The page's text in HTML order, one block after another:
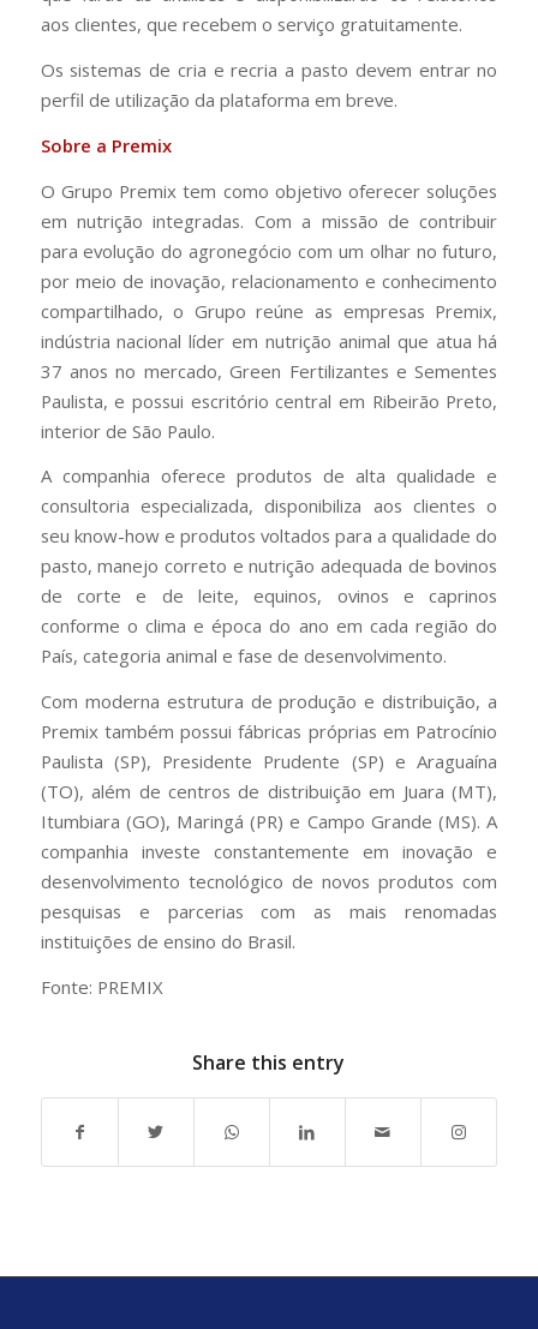
aos clientes, que recebem o serviço gratuitamente.
Os sistemas de cria e recria a pasto devem entrar no
perfil de utilização da plataforma em breve.
Sobre a Premix
O Grupo Premix tem como objetivo oferecer soluções
em nutrição integradas. Com a missão de contribuir
para evolução do agronegócio com um olhar no futuro,
por meio de inovação, relacionamento e conhecimento
compartilhado, o Grupo reúne as empresas Premix,
indústria nacional líder em nutrição animal que atua há
37 anos no mercado, Green Fertilizantes e Sementes
Paulista, e possui escritório central em Ribeirão Preto,
interior de São Paulo.
A companhia oferece produtos de alta qualidade e
consultoria especializada, disponibiliza aos clientes o
seu know-how e produtos voltados para a qualidade do
pasto, manejo correto e nutrição adequada de bovinos
de corte e de leite, equinos, ovinos e caprinos
conforme o clima e época do ano em cada região do
País, categoria animal e fase de desenvolvimento.
Com moderna estrutura de produção e distribuição, a
Premix também possui fábricas próprias em Patrocínio
Paulista (SP), Presidente Prudente (SP) e Araguaína
(TO), além de centros de distribuição em Juara (MT),
Itumbiara (GO), Maringá (PR) e Campo Grande (MS). A
companhia investe constantemente em inovação e
desenvolvimento tecnológico de novos produtos com
pesquisas e parcerias com as mais renomadas
instituições de ensino do Brasil.
Fonte: PREMIX
Share this entry